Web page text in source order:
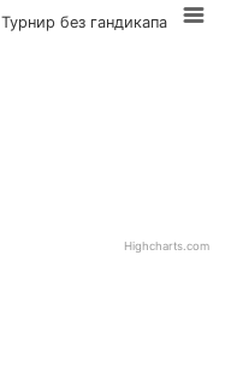
Турнир без гандикапа
Highcharts.com